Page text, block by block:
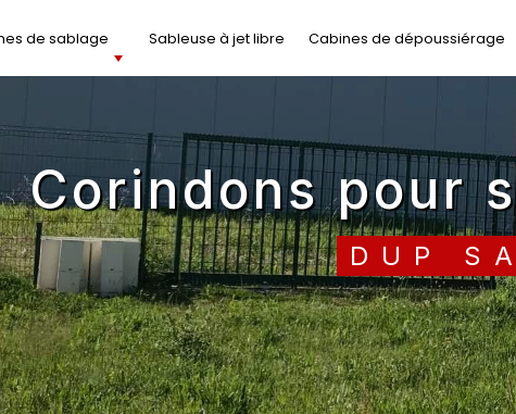
de sablage Sableuse à jet libre Cabines de dépoussiérage
corindons pour
DUP